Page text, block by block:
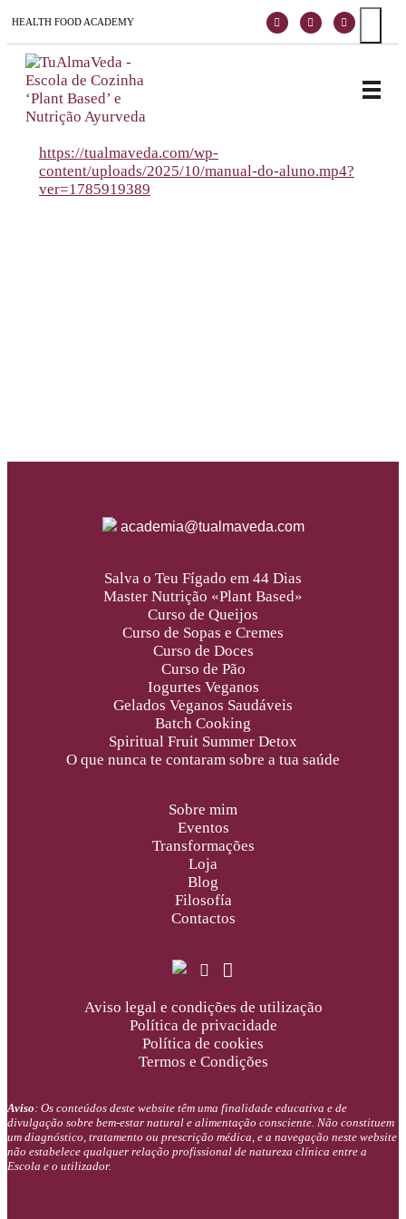
HEALTH FOOD ACADEMY
https://tualmaveda.com/wp-
content/uploads/2025/10/manual-do-aluno.mp4?
ver=1785919389
academia@tualmaveda.com
Salva o Teu Fígado em 44 Dias
Master Nutrição «Plant Based»
Curso de Queijos
Curso de Sopas e Cremes
Curso de Doces
Curso de Pão
Iogurtes Veganos
Gelados Veganos Saudáveis
Batch Cooking
Spiritual Fruit Summer Detox
O que nunca te contaram sobre a tua saúde
Sobre mim
Eventos
Transformações
Loja
Blog
Filosofía
Contactos
Aviso legal e condições de utilização
Política de privacidade
Política de cookies
Termos e Condições
Aviso : Os conteúdos deste website têm uma finalidade educativa e de
divulgação sobre bem-estar natural e alimentação consciente. Não constituem
um diagnóstico, tratamento ou prescrição médica, e a navegação neste website
não estabelece qualquer relação profissional de natureza clínica entre a
Escola e o utilizador.